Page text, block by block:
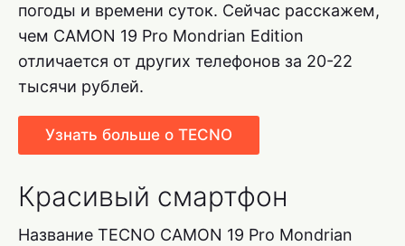
погоды и времени суток. Сейчас расскажем,
чем CAMON 19 Pro Mondrian Edition
отличается от других телефонов за 20-22
тысячи рублей.
Узнать больше о TECNO
Красивый смартфон
Название TECNO CAMON 19 Pro Mondrian